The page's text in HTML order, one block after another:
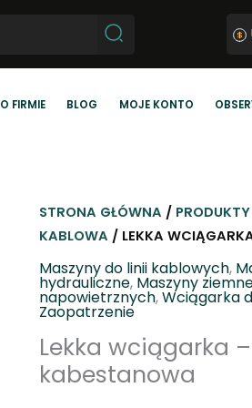
O FIRMIE BLOG MOJE KONTO
STRONA GŁÓWNA / PRODUKTY
KABLOWA / LEKKA
Maszyny do linii kablowych,
hydrauliczne, Maszyny
napowietrznych,Wciągarka
Zaopatrzenie
Lekka wciągarka
kabestanowa